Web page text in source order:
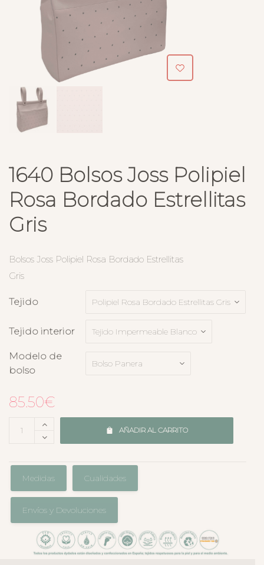
1640 Bolsos Joss Polipiel
Rosa Bordado Estrellitas
Gris
Bolsos Joss Polipiel Rosa Bordado Estrellitas
Gris
Tejido
Tejido interior
Modelo de
bolso
85.50€
AÑADIR AL CARRITO
Medidas Cualidades
Envíos y Devoluciones